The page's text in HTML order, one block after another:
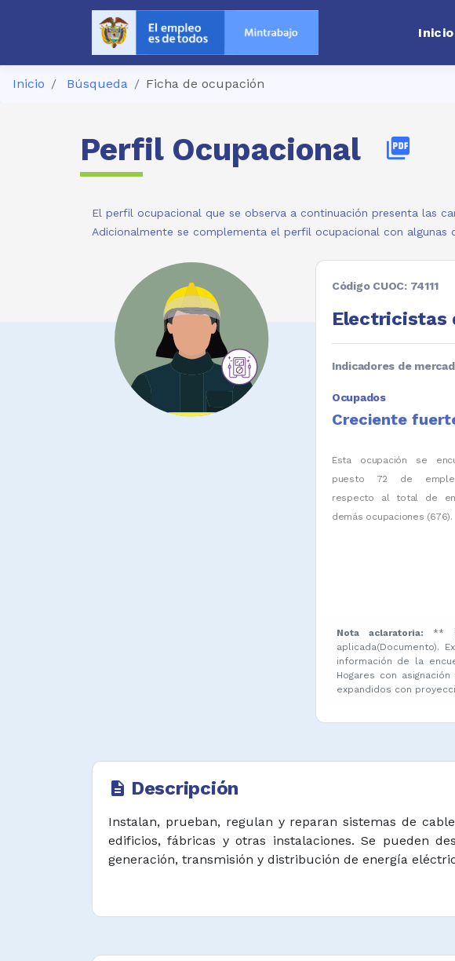
Inicio
Inicio Búsqueda Ficha de ocupación
Perfil Ocupacional picture_as_pdf
El perfil ocupacional que se observa a continuación presenta las
Adicionalmente se complementa el perfil ocupacional con
Código CUOC: 74111
Electricistas
Indicadores de
Ocupados
Creciente
Esta ocupación se
puesto 72 de
respecto al total de
demás ocupaciones (676).
Nota aclaratoria: **
aplicada(Documento).
información de la
Hogares con
expandidos con
description Descripción
Instalan, prueban, regulan y reparan sistemas de
edificios, fábricas y otras instalaciones. Se pueden
generación, transmisión y distribución de energía